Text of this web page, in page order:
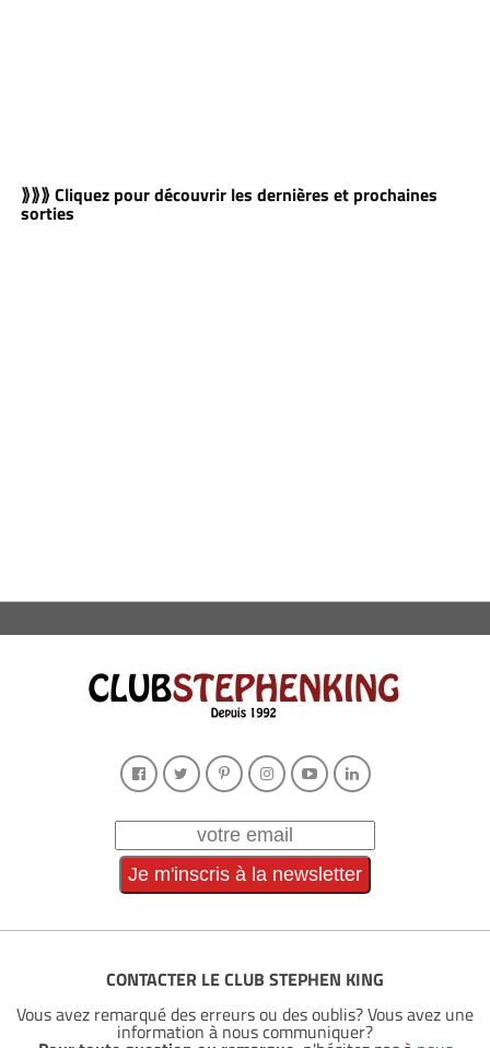
⟫⟫⟫ Cliquez pour découvrir les dernières et prochaines
sorties
CONTACTER LE CLUB STEPHEN KING
Vous avez remarqué des erreurs ou des oublis? Vous avez une
information à nous communiquer?